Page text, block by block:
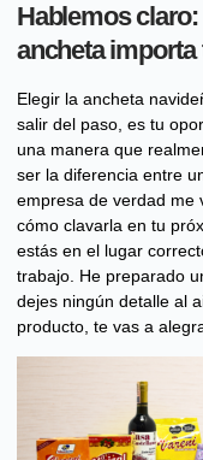
Hablemos
ancheta importa
Elegir la ancheta
salir del paso, es tu
una manera que
ser la diferencia entre
empresa de verdad me
cómo clavarla en tu
estás en el lugar
trabajo. He preparado
dejes ningún detalle al
producto, te vas a